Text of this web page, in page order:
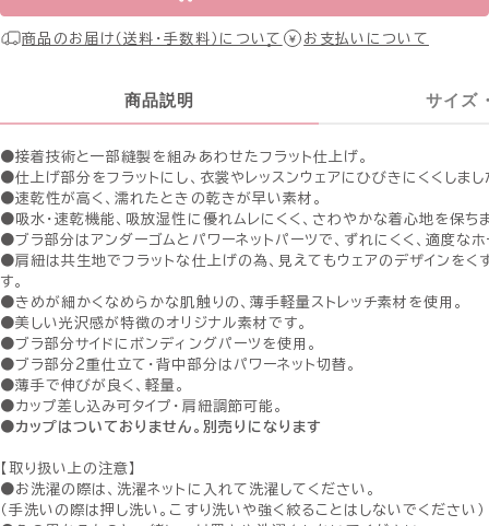
商品のお届け（送料・手数料）について お支払いについて
商品説明 サイズ
●接着技術と一部縫製を組みあわせたフラット仕上げ。
●仕上げ部分をフラットにし、衣裳やレッスンウェアにひびきにくくしまし
●速乾性が高く、濡れたときの乾きが早い素材。
●吸水・速乾機能、吸放湿性に優れムレにくく、さわやかな着心地を保ち
●ブラ部分はアンダーゴムとパワーネットパーツで、ずれにくく、適度なホ
●肩紐は共生地でフラットな仕上げの為、見えてもウェアのデザインをく
す。
●きめが細かくなめらかな肌触りの、薄手軽量ストレッチ素材を使用。
●美しい光沢感が特徴のオリジナル素材です。
●ブラ部分サイドにボンディングパーツを使用。
●ブラ部分2重仕立て・背中部分はパワーネット切替。
●薄手で伸びが良く、軽量。
●カップ差し込み可タイプ・肩紐調節可能。
●カップはついておりません。別売りになります
【取り扱い上の注意】
●お洗濯の際は、洗濯ネットに入れて洗濯してください。
（手洗いの際は押し洗い。こすり洗いや強く絞ることはしないでください）